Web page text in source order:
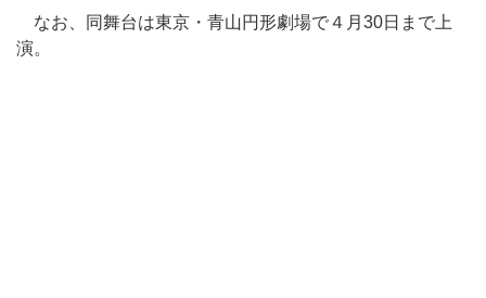
なお、同舞台は東京・青山円形劇場で４月30日まで上
演。